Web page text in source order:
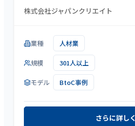
株式会社ジャパンクリエイト
業種 人材業
規模 301人以上
モデル BtoC事例
さらに詳しく